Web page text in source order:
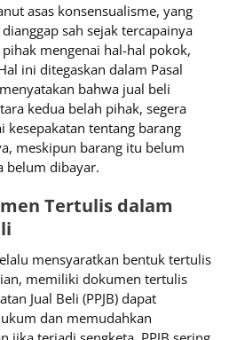
asas konsensualisme, yang
sah sejak tercapainya
mengenai hal-hal pokok,
ini ditegaskan dalam Pasal
bahwa jual beli
kedua belah pihak, segera
kesepakatan tentang barang
meskipun barang itu belum
belum dibayar.​
Tertulis dalam
mensyaratkan bentuk tertulis
memiliki dokumen tertulis
Jual Beli (PPJB) dapat
dan memudahkan